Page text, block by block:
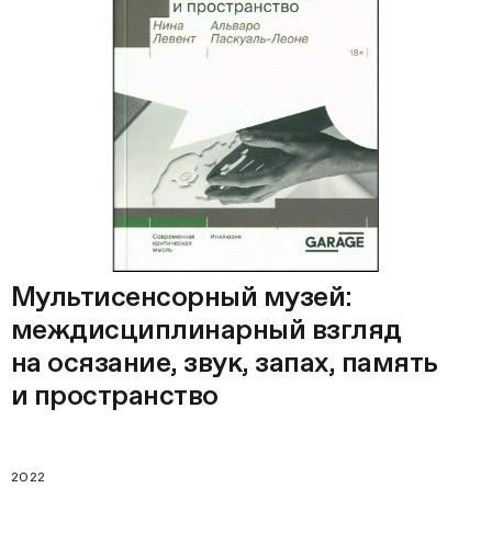
Мультисенсорный музей:
междисциплинарный взгляд
на осязание, звук, запах, память
и пространство
2022